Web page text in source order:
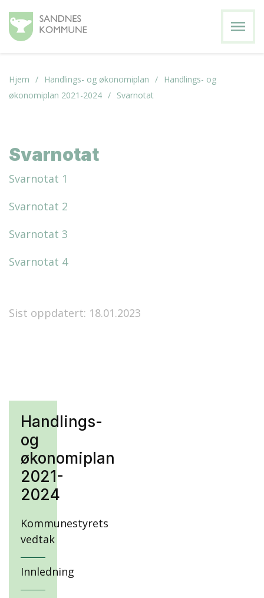
menu
Hjem Handlings- og økonomiplan
Handlings- og
økonomiplan 2021-2024
Svarnotat
Handlings-
og
økonomiplan
2021-
2024
Kommunestyrets
vedtak
Innledning
Svarnotat
Svarnotat 1
Svarnotat 2
Svarnotat 3
Svarnotat 4
Sist oppdatert: 18.01.2023